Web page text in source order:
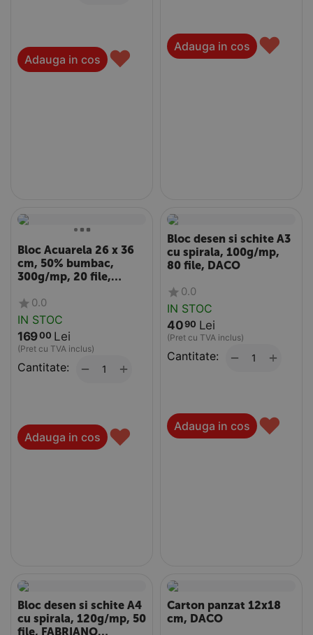
Adauga in cos ♥ Adauga in cos ♥
Bloc Acuarela 26 x 36
cm, 50% bumbac,
300g/mp, 20 file,
0.0
IN STOC
16900 Lei
(Pret cu TVA inclus)
Cantitate: +
−
Adauga in cos ♥
Bloc desen si schite A3
cu spirala, 100g/mp,
80 file, DACO
0.0
IN STOC
4090 Lei
(Pret cu TVA inclus)
Cantitate: +
−
Adauga in cos ♥
Bloc desen si schite A4
cu spirala, 120g/mp, 50
file, FABRIANO
Carton panzat 12x18
cm, DACO